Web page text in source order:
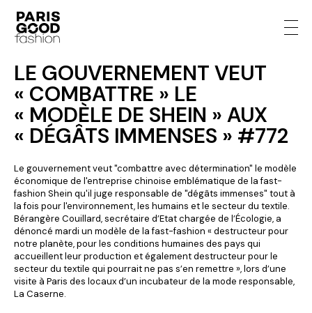
LE GOUVERNEMENT VEUT
« COMBATTRE » LE
« MODÈLE DE SHEIN » AUX
« DÉGÂTS IMMENSES » #772
Le gouvernement veut "combattre avec détermination" le modèle
économique de l'entreprise chinoise emblématique de la fast-
fashion Shein qu'il juge responsable de "dégâts immenses" tout à
la fois pour l'environnement, les humains et le secteur du textile.
Bérangère Couillard, secrétaire d’Etat chargée de l’Écologie, a
dénoncé mardi un modèle de la fast-fashion « destructeur pour
notre planète, pour les conditions humaines des pays qui
accueillent leur production et également destructeur pour le
secteur du textile qui pourrait ne pas s’en remettre », lors d’une
visite à Paris des locaux d’un incubateur de la mode responsable,
La Caserne.